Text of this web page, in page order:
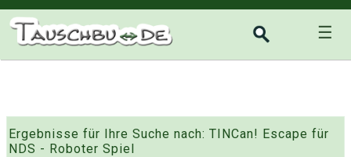
☰
Ergebnisse für Ihre Suche nach: TINCan! Escape für
NDS - Roboter Spiel